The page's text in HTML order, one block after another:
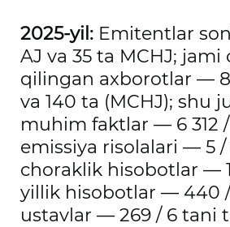
2025-yil: Emitentlar
AJ va 35 ta MCHJ; jami
qilingan axborotlar — 8
va 140 ta (MCHJ); shu
muhim faktlar — 6 312
emissiya risolalari — 5 /
choraklik hisobotlar —
yillik hisobotlar — 440
ustavlar — 269 / 6 tani